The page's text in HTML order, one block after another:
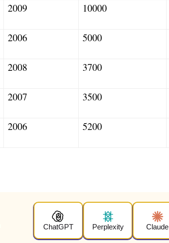
2009 10000
2006 5000
2008 3700
2007 3500
2006 5200
ChatGPT Perplexity Claude